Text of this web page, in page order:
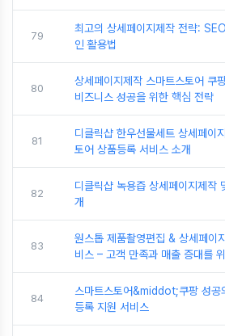
79
최고의 상세페이지제작 전략:
인 활용법
80
상세페이지제작 스마트스토어 쿠
비즈니스 성공을 위한 핵심 전략
81
디클릭샵 한우선물세트 상세페이
토어 상품등록 서비스 소개
82
디클릭샵 녹용즙 상세페이지제작
개
83
원스톱 제품촬영편집 & 상세페이
비스 – 고객 만족과 매출 증대를
84
스마트스토어&middot;쿠팡 성공
등록 지원 서비스